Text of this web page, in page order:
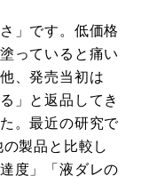
」です。低価格
っていると痛い
、発売当初は
」と返品してき
。最近の研究で
製品と比較し
度」「液ダレの